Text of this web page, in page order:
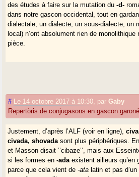
des études à faire sur la mutation du-d-
dans notre gascon occidental, tout en
dialectale, un dialecte, un sous-dialecte, un
local) n’ont absolument rien de monolithique
pièce.
# Le 14 octobre 2017 à 10:30 parGaby
Repertòris de conjugasons en gascon
Justement, d’après l’ALF (voir en ligne),
civada, shovada sont plus périphériques. En
et Masson disait ’’cibaze’’, mais aux
si les formes en-ada existent ailleurs qu’en
parce que cela vient de-ata latin et pas d’un